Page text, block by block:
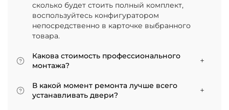
сколько будет стоить полный комплект,
воспользуйтесь конфигуратором
непосредственно в карточке выбранного
товара.
Какова стоимость профессионального
монтажа?
Итоговая сумма зависит от типа отделки
двери и габаритов проема. Минимальная
цена за установку стандартной двери с
В какой момент ремонта лучше всего
устанавливать двери?